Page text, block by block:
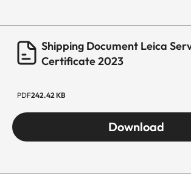
Shipping Document Leica
Certificate 2023
PDF242.42 KB
Download